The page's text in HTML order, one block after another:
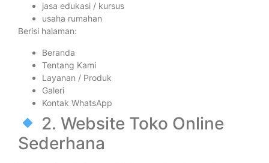
jasa edukasi / kursus
usaha rumahan
Berisi halaman:
Beranda
Tentang Kami
Layanan / Produk
Galeri
Kontak WhatsApp
2. Website Toko Online
Sederhana